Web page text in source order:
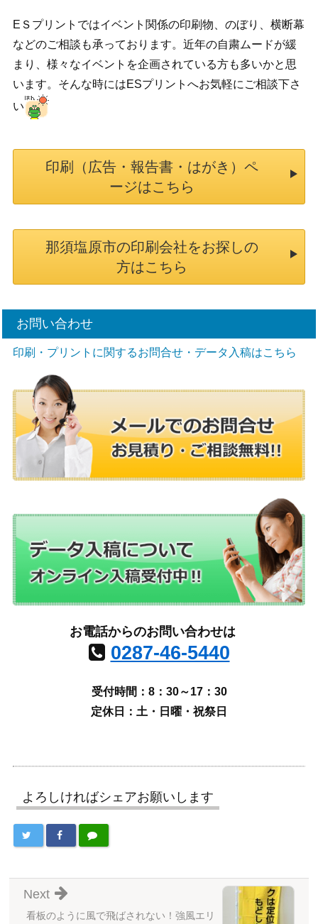
EＳプリントではイベント関係の印刷物、のぼり、横断幕
などのご相談も承っております。近年の自粛ムードが緩
まり、様々なイベントを企画されている方も多いかと思
います。そんな時にはESプリントへお気軽にご相談下さ
い
印刷（広告・報告書・はがき）ペ
ージはこちら
那須塩原市の印刷会社をお探しの
方はこちら
お問い合わせ
印刷・プリントに関するお問合せ・データ入稿はこちら
お電話からのお問い合わせは
0287-46-5440
受付時間：8：30～17：30
定休日：土・日曜・祝祭日
よろしければシェアお願いします
看板のように風で飛ばされない！強風エリ
Next